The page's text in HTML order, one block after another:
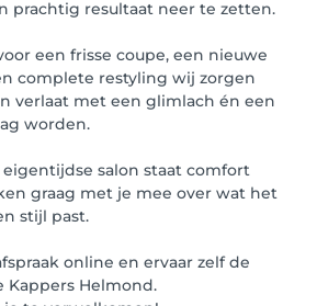
prachtig resultaat neer te zetten.
een frisse coupe, een nieuwe
complete restyling wij zorgen
verlaat met een glimlach én een
worden.
salon staat comfort
graag met je mee over wat het
stijl past.
online en ervaar zelf de
Kappers Helmond.